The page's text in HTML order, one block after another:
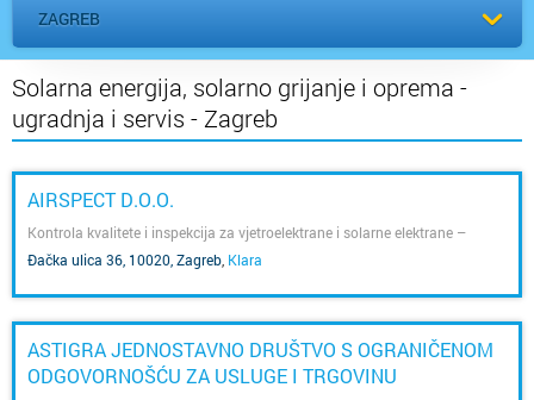
ZAGREB
Solarna energija, solarno grijanje i oprema -
ugradnja i servis - Zagreb
AIRSPECT D.O.O.
Kontrola kvalitete i inspekcija za vjetroelektrane i solarne elektrane –
sigurnija i učinkovitija obnovljiva energija.
Đačka ulica 36, 10020, Zagreb Klara
ASTIGRA JEDNOSTAVNO DRUŠTVO S OGRANIČENOM
ODGOVORNOŠĆU ZA USLUGE I TRGOVINU